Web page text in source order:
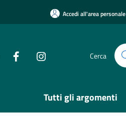
Accedi all'area personale
Cerca
Tutti gli argomenti